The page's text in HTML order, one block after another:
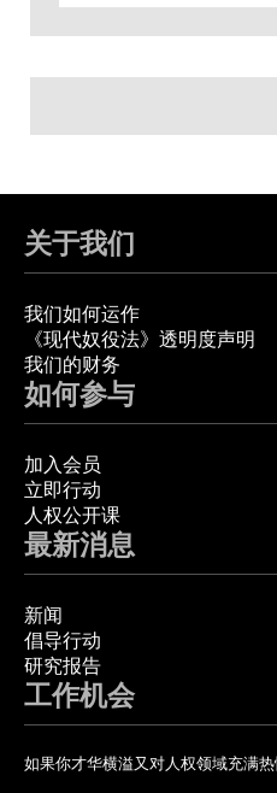
关于我们
我们如何运作
《现代奴役法》透明度声明
我们的财务
如何参与
加入会员
立即行动
人权公开课
最新消息
新闻
倡导行动
研究报告
工作机会
如果你才华横溢又对人权领域充满